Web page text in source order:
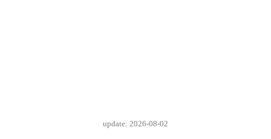
update: 2026-08-02